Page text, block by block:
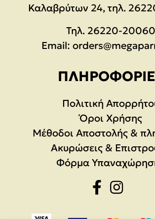
Καλαβρύτων 24, τηλ.
Τηλ. 26220-20060
Email:
Πολιτική
Όροι Χρήσης
Μέθοδοι Αποστολής &
Ακυρώσεις &
Φόρμα